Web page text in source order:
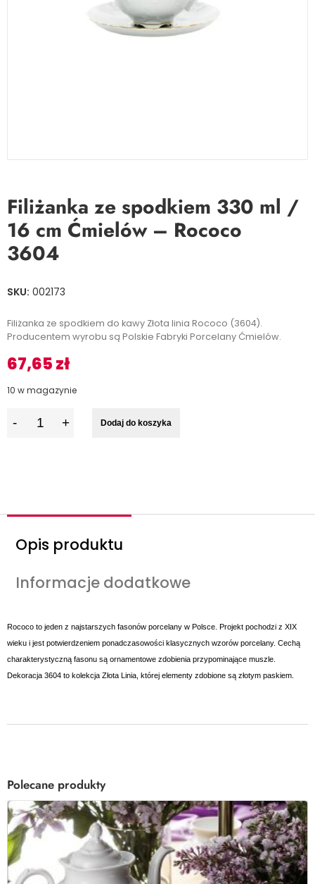
Filiżanka ze spodkiem 330 ml /
16 cm Ćmielów – Rococo
3604
SKU: 002173
Filiżanka ze spodkiem do kawy Złota linia Rococo (3604).
Producentem wyrobu są Polskie Fabryki Porcelany Ćmielów.
67,65zł
10 w magazynie
Dodaj do koszyka
Opis produktu
Informacje dodatkowe
Rococo to jeden z najstarszych fasonów porcelany w Polsce. Projekt pochodzi z XIX
wieku i jest potwierdzeniem ponadczasowości klasycznych wzorów porcelany. Cechą
charakterystyczną fasonu są ornamentowe zdobienia przypominające muszle.
Dekoracja 3604 to kolekcja Złota Linia, której elementy zdobione są złotym paskiem.
Polecane produkty